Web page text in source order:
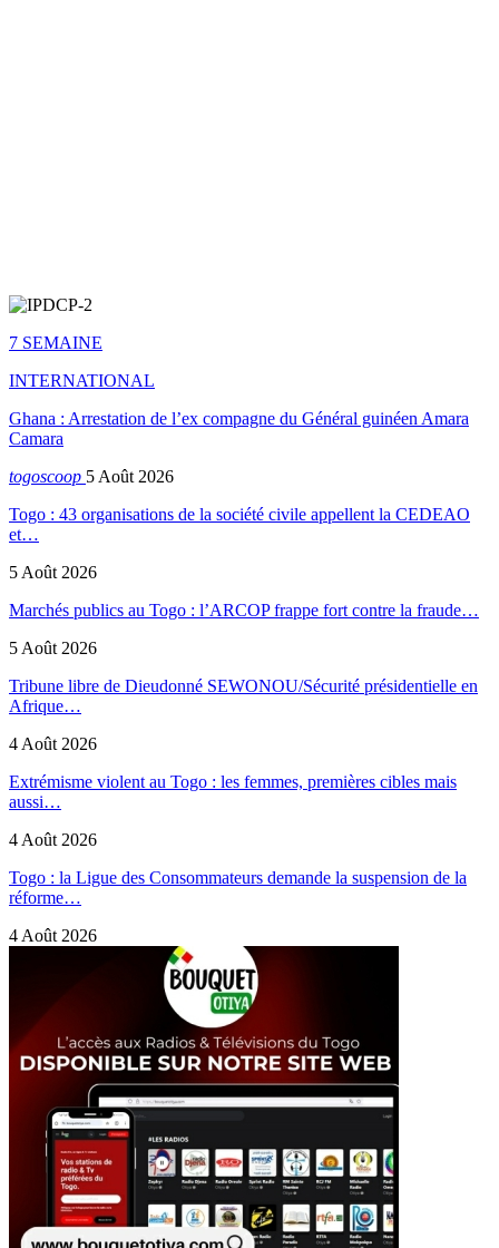
7 SEMAINE
INTERNATIONAL
Ghana : Arrestation de l’ex compagne du Général guinéen Amara
Camara
togoscoop 5 Août 2026
Togo : 43 organisations de la société civile appellent la CEDEAO
et…
5 Août 2026
Marchés publics au Togo : l’ARCOP frappe fort contre la fraude…
5 Août 2026
Tribune libre de Dieudonné SEWONOU/Sécurité présidentielle en
Afrique…
4 Août 2026
Extrémisme violent au Togo : les femmes, premières cibles mais
aussi…
4 Août 2026
Togo : la Ligue des Consommateurs demande la suspension de la
réforme…
4 Août 2026